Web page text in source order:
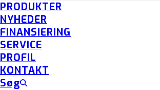
PRODUKTER
NYHEDER
FINANSIERING
SERVICE
PROFIL
KONTAKT
Søg